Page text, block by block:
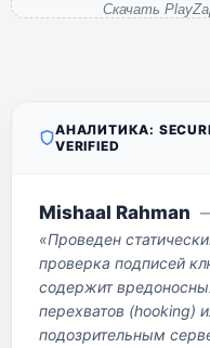
Скачать
АНАЛИТИКА:
VERIFIED
Mishaal Rahman
«Проведен
проверка подписей
содержит
перехватов (hooking)
подозрительным